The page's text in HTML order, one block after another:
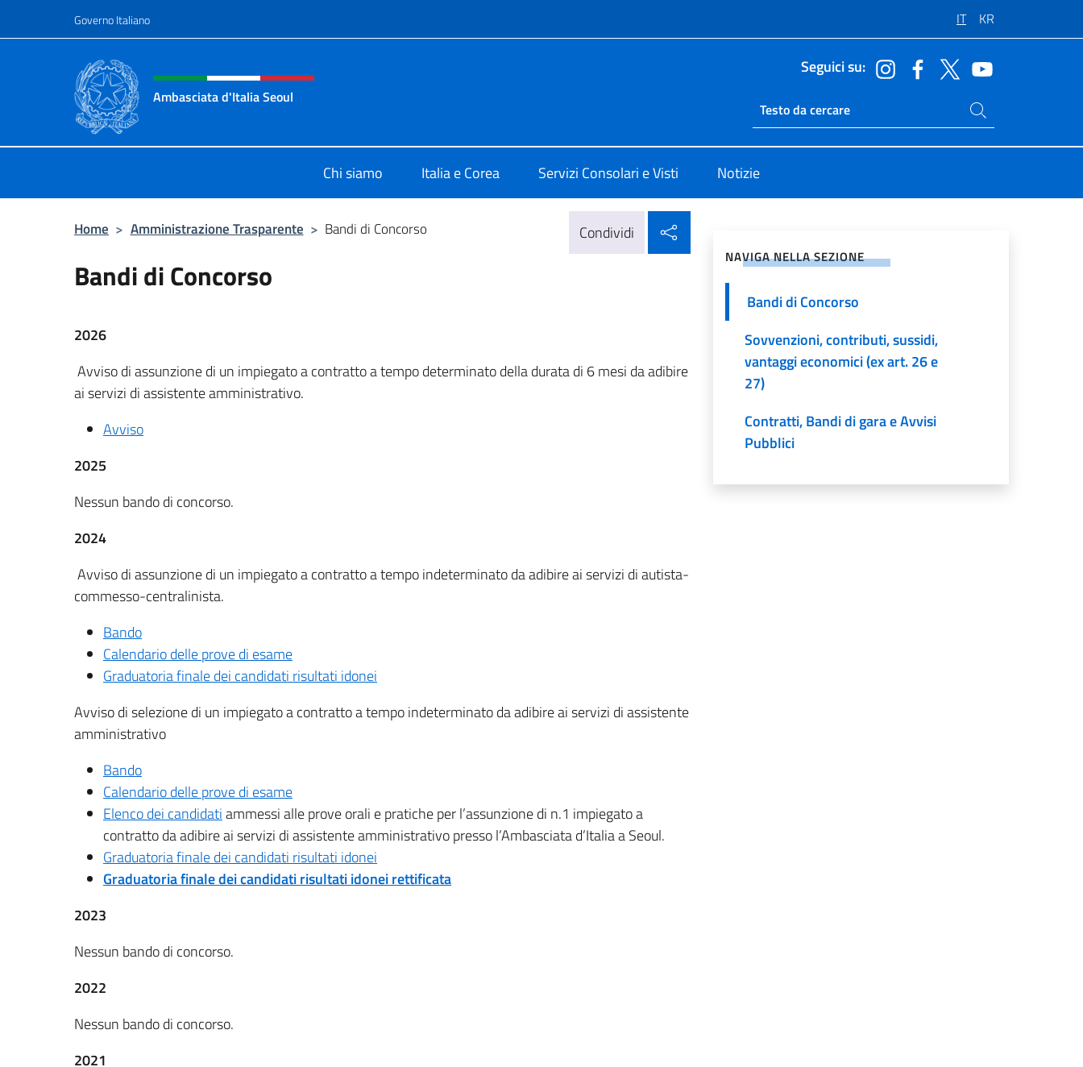
Governo Italiano IT KR
Intestazione sito, social e menù
Ambasciata d'Italia Seoul
Seguici su:
Ricerca sito live
Cerca nel sito
Chi siamo Italia e Corea Servizi Consolari e Visti Notizie
Home > Amministrazione Trasparente > Bandi di Concorso Condividi
Bandi di Concorso
2026
Avviso di assunzione di un impiegato a contratto a tempo determinato della durata di 6 mesi da adibire
ai servizi di assistente amministrativo.
Avviso
2025
Nessun bando di concorso.
2024
Avviso di assunzione di un impiegato a contratto a tempo indeterminato da adibire ai servizi di autista-
commesso-centralinista.
Bando
Calendario delle prove di esame
Graduatoria finale dei candidati risultati idonei
Avviso di selezione di un impiegato a contratto a tempo indeterminato da adibire ai servizi di assistente
amministrativo
Bando
Calendario delle prove di esame
Elenco dei candidatiammessi alle prove orali e pratiche per l’assunzione di n.1 impiegato a
contratto da adibire ai servizi di assistente amministrativo presso l’Ambasciata d’Italia a Seoul.
Graduatoria finale dei candidati risultati idonei
Graduatoria finale dei candidati risultati idonei rettificata
2023
Nessun bando di concorso.
2022
Nessun bando di concorso.
2021
NAVIGA NELLA SEZIONE
Bandi di Concorso
Sovvenzioni, contributi, sussidi,
vantaggi economici (ex art. 26 e
27)
Contratti, Bandi di gara e Avvisi
Pubblici